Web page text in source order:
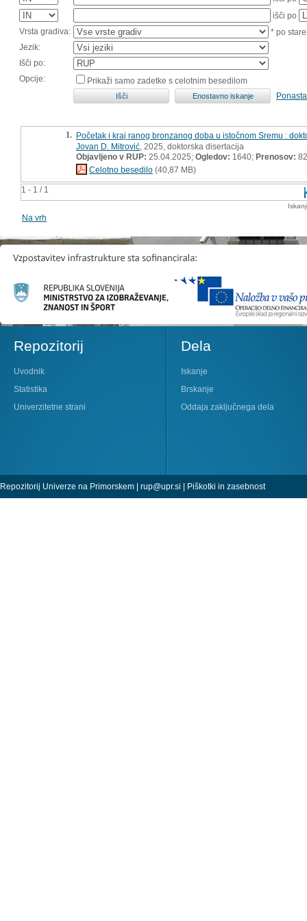
išči po
Vrsta gradiva:
* po
Jezik:
Išči po:
Opcije:
Prikaži samo zadetke s celotnim besedilom
1 - 1 / 1
1. Početak i kraj ranog bronzanog doba u istočnom Sremu :
Jovan D. Mitrović , 2025, doktorska disertacija
Objavljeno v RUP: 25.04.2025; Ogledov: 1640; Prenosov: 82
Celotno besedilo (40,87 MB)
Na vrh
Repozitorij
Uvodnik
Statistika
Univerzitetne strani
Dela
Iskanje
Brskanje
Oddaja zaključnega dela
Repozitorij Univerze na Primorskem | rup@upr.si | Piškotki in zasebnost